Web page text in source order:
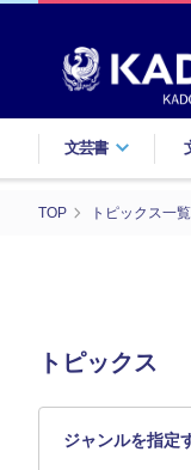
文芸書
TOP トピックス一覧
トピックス
ジャンルを指定